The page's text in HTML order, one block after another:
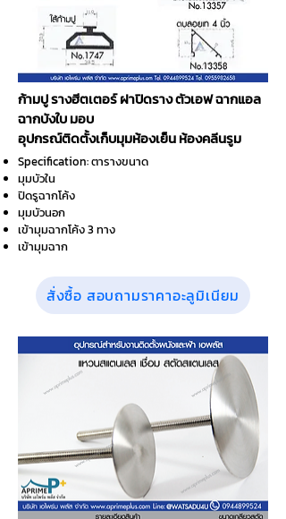
ก้ามปู รางฮีตเตอร์ ฝาปิดราง ตัวเอฟ ฉากแอล
ฉากบังใบ มอบ
อุปกรณ์ติดตั้งเก็บมุมห้องเย็น ห้องคลีนรูม
Specification: ตารางขนาด
มุมบัวใน
ปิดรูฉากโค้ง
มุมบัวนอก
เข้ามุมฉากโค้ง 3 ทาง
เข้ามุมฉาก
สั่งซื้อ สอบถามราคาอะลูมิเนียม